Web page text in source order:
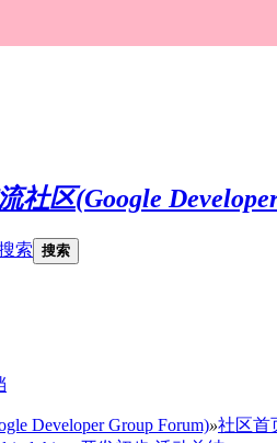
索 搜索
Developer Group Forum)»社区首